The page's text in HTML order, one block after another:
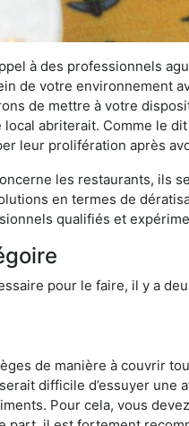
à des professionnels
de votre environnement
de mettre à votre
abriterait. Comme le dit
leur prolifération après
les restaurants, ils
en termes de
qualifiés et
pour le faire, il y a
de manière à couvrir
difficile d’essuyer une
Pour cela, vous